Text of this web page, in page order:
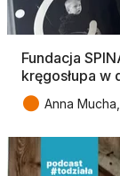
Fundacja
kręgosłupa
● Anna